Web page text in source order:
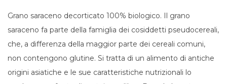
Grano saraceno decorticato 100% biologico. Il grano
saraceno fa parte della famiglia dei cosiddetti pseudocereali,
che, a differenza della maggior parte dei cereali comuni,
non contengono glutine. Si tratta di un alimento di antiche
origini asiatiche e le sue caratteristiche nutrizionali lo